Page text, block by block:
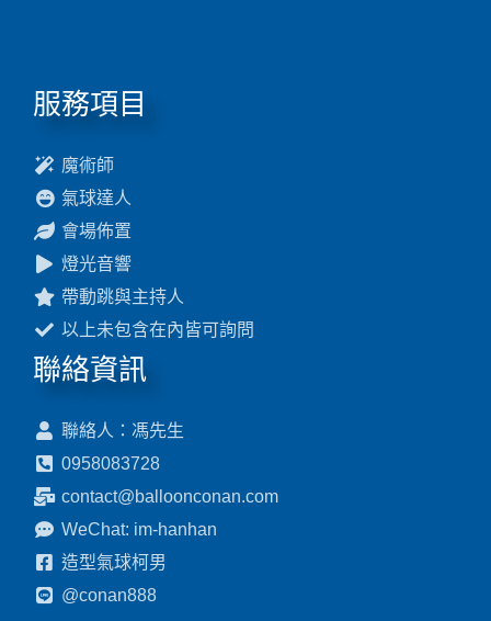
服務項目
魔術師
氣球達人
會場佈置
燈光音響
帶動跳與主持人
以上未包含在內皆可詢問
聯絡資訊
聯絡人：馮先生
0958083728
contact@balloonconan.com
WeChat: im-hanhan
造型氣球柯男
@conan888